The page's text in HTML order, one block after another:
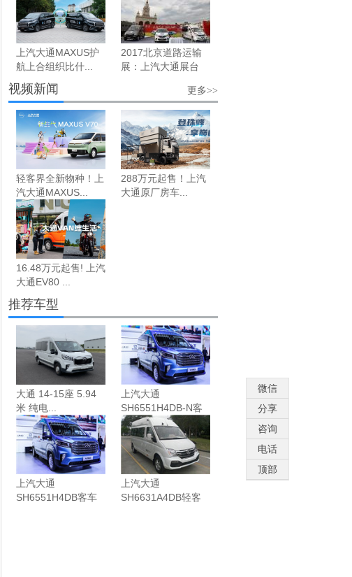
上汽大通MAXUS护
航上合组织比什...
2017北京道路运输
展：上汽大通展台
视频新闻 更多>>
轻客界全新物种！上
汽大通MAXUS...
288万元起售！上汽
大通原厂房车...
16.48万元起售! 上汽
大通EV80 ...
推荐车型
大通 14-15座 5.94
米 纯电...
上汽大通
SH6551H4DB-N客
车（...
上汽大通
SH6551H4DB客车
上汽大通
SH6631A4DB轻客
微信
分享
咨询
电话
顶部